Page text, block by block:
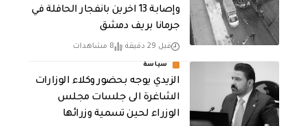
وإصابة 13 اخرين بانفجار الحافلة في
جرمانا بريف دمشق
قبل 29 دقيقة 8 مشاهدات
سياسة
الزيدي يوجه بحضور وكلاء الوزارات
الشاغرة الى جلسات مجلس
الوزراء لحين تسمية وزرائها